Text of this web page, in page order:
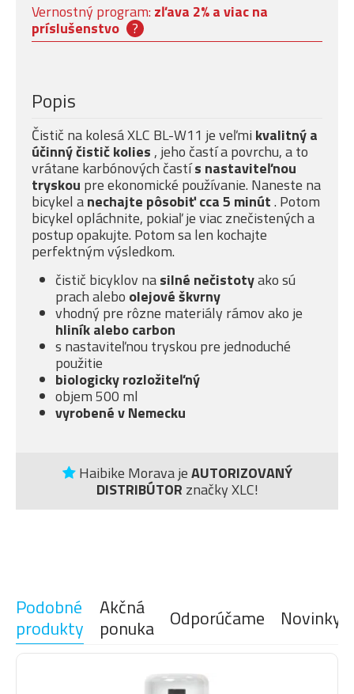
Haibike Morava jeAUTORIZOVANÝ
DISTRIBÚTOR značky XLC!
Vernostný program: zľava 2% a viac na
príslušenstvo ?
Popis
Čistič na kolesá XLC BL-W11 je veľmi kvalitný a
účinný čistič kolies , jeho častí a povrchu, a to
vrátane karbónových častís nastaviteľnou
tryskou pre ekonomické používanie. Naneste na
bicykel anechajte pôsobiť cca 5 minút. Potom
bicykel opláchnite, pokiaľ je viac znečistených a
postup opakujte. Potom sa len kochajte
perfektným výsledkom.
čistič bicyklov nasilné nečistotyako sú
prach alebo olejové škvrny
vhodný pre rôzne materiály rámov ako je
hliník alebo carbon
s nastaviteľnou tryskou pre jednoduché
použitie
biologicky rozložiteľný
objem 500 ml
vyrobené v Nemecku
Podobné
produkty
Akčná
ponuka Odporúčame Novinky